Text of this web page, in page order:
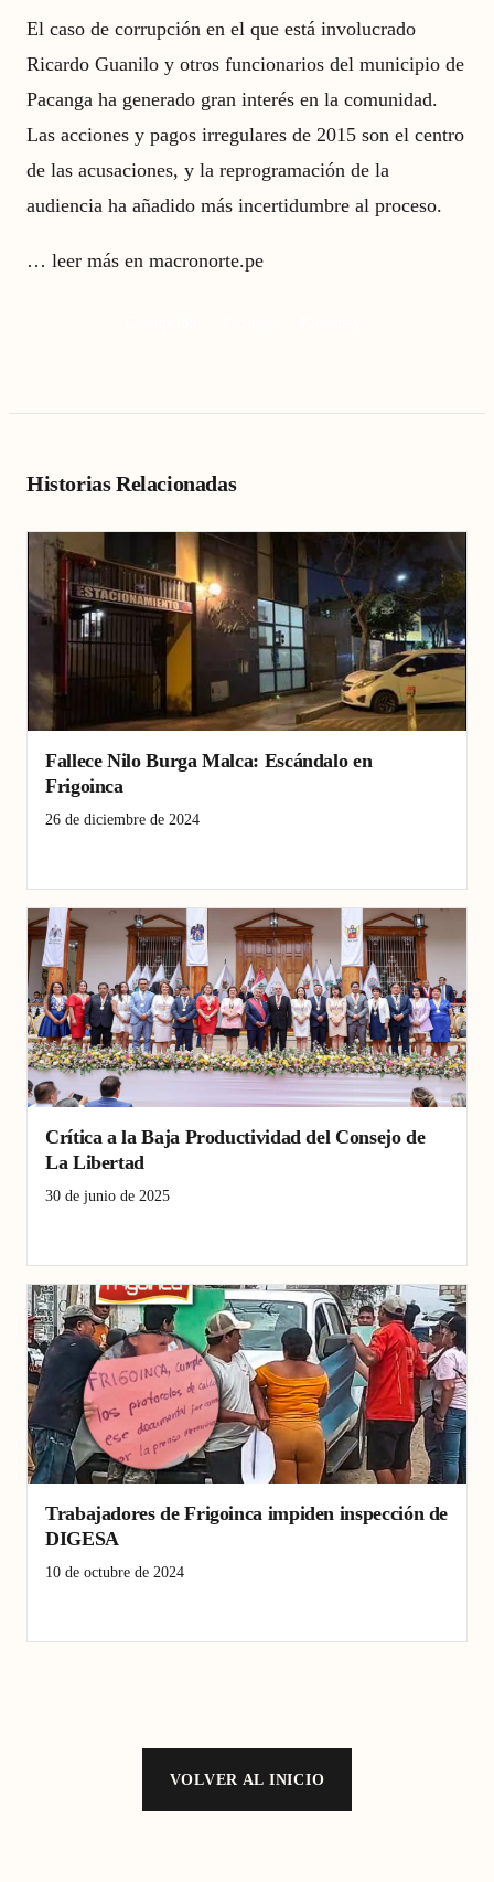
El caso de corrupción en el que está involucrado
Ricardo Guanilo y otros funcionarios del municipio de
Pacanga ha generado gran interés en la comunidad.
Las acciones y pagos irregulares de 2015 son el centro
de las acusaciones, y la reprogramación de la
audiencia ha añadido más incertidumbre al proceso.
… leer más en macronorte.pe
Historias Relacionadas
Fallece Nilo Burga Malca: Escándalo en
Frigoinca
26 de diciembre de 2024
Crítica a la Baja Productividad del Consejo de
La Libertad
30 de junio de 2025
Trabajadores de Frigoinca impiden inspección de
DIGESA
10 de octubre de 2024
VOLVER AL INICIO